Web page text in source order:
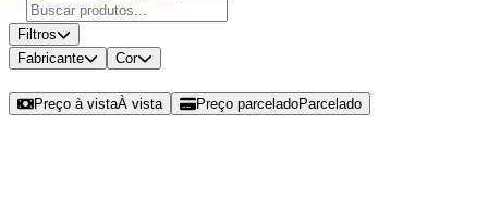
Filtros
Fabricante
Cor
Preço à vistaÀ vista Preço parceladoParcelado